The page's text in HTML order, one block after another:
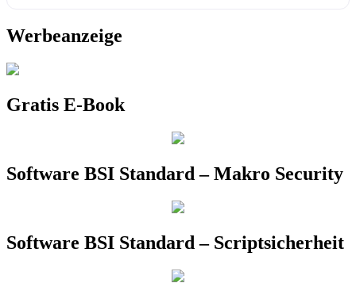
Werbeanzeige
Gratis E-Book
Software BSI Standard – Makro Security
Software BSI Standard – Scriptsicherheit